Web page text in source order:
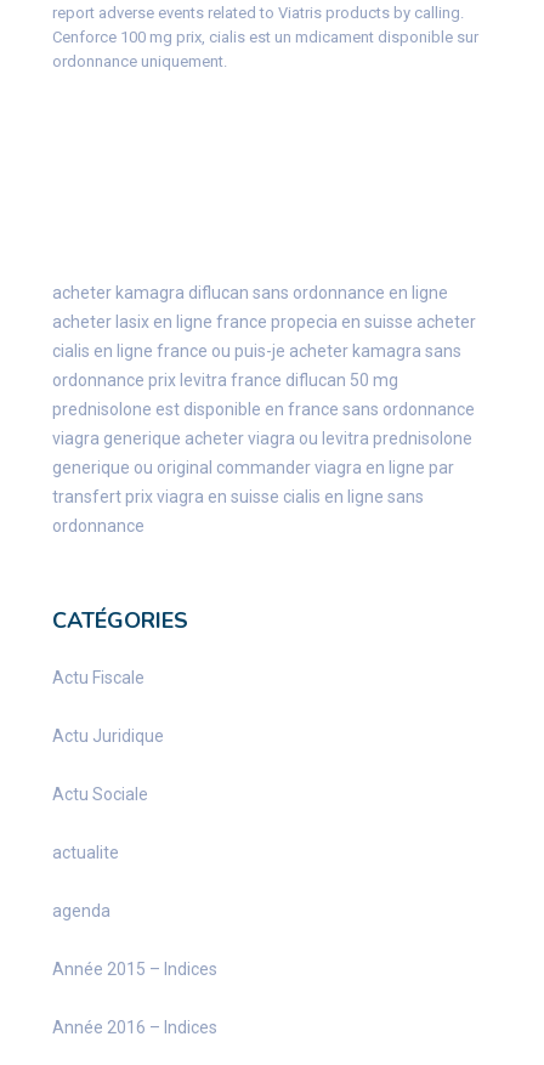
report adverse events related to Viatris products by calling.
Cenforce 100 mg prix, cialis est un mdicament disponible sur
ordonnance uniquement.
acheter kamagra diflucan sans ordonnance en ligne
acheter lasix en ligne france propecia en suisse acheter
cialis en ligne france ou puis-je acheter kamagra sans
ordonnance prix levitra france diflucan 50 mg
prednisolone est disponible en france sans ordonnance
viagra generique acheter viagra ou levitra prednisolone
generique ou original commander viagra en ligne par
transfert prix viagra en suisse cialis en ligne sans
ordonnance
CATÉGORIES
Actu Fiscale
Actu Juridique
Actu Sociale
actualite
agenda
Année 2015 – Indices
Année 2016 – Indices